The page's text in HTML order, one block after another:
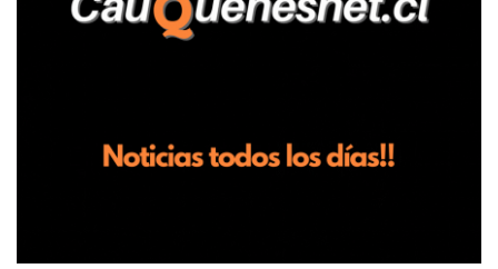
confrontación, la habría tomado de los hombros, empujado al
suelo y agredido con golpes de pies y manos, mientr...